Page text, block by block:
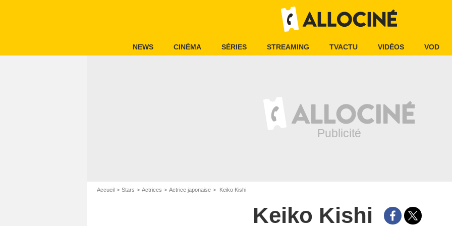
NEWS CINÉMA SÉRIES STREAMING TVACTU VIDÉOS VOD
Accueil Stars Actrices Actrice japonaise Keiko Kishi
Keiko Kishi